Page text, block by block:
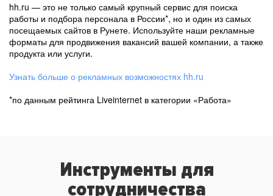
hh.ru — это не только самый крупный сервис для поиска
работы и подбора персонала в России*, но и один из самых
посещаемых сайтов в Рунете. Используйте наши рекламные
форматы для продвижения вакансий вашей компании, а также
продукта или услуги.
Узнать больше о рекламных возможностях hh.ru
*по данным рейтинга Liveinternet в категории «Работа»
Инструменты для
сотрудничества